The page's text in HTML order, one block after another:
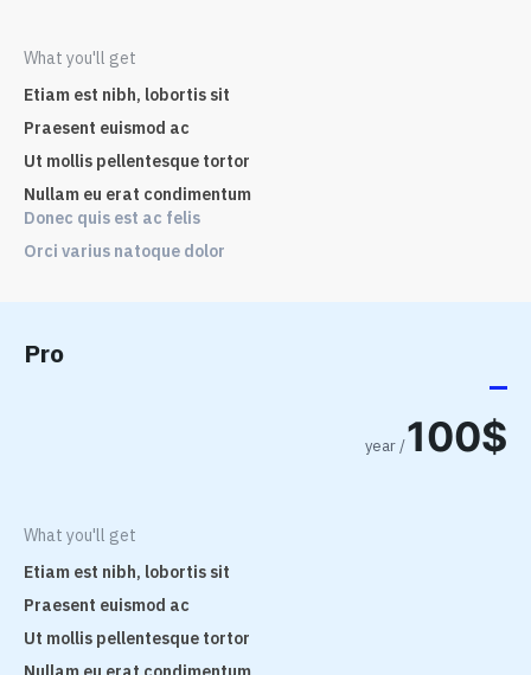
What you'll get
Etiam est nibh, lobortis sit
Praesent euismod ac
Ut mollis pellentesque tortor
Nullam eu erat condimentum
Donec quis est ac felis
Orci varius natoque dolor
Pro
$
100
/ year
What you'll get
Etiam est nibh, lobortis sit
Praesent euismod ac
Ut mollis pellentesque tortor